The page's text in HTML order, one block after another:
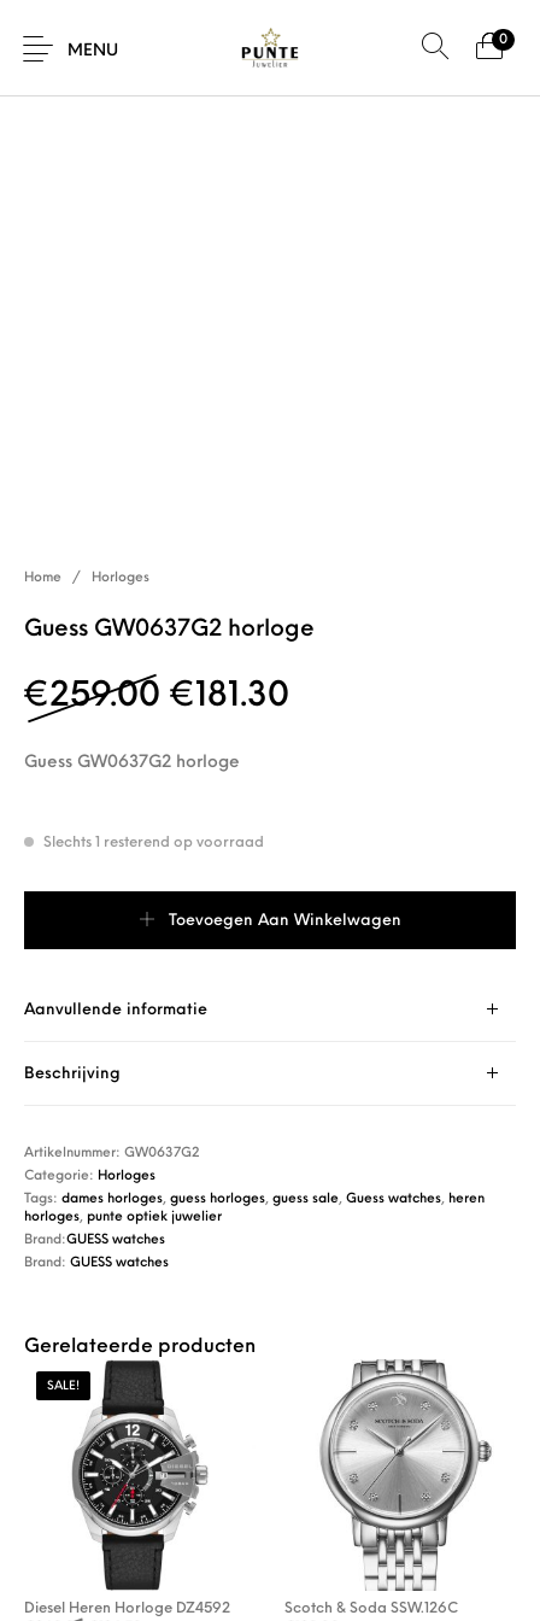
MENU
0
SALE!
Home / Horloges
Guess GW0637G2 horloge
€259.00 Oorspronkelijke prijs
€ 181.30
Guess GW0637G2 horloge
Slechts 1 resterend op voorraad
Toevoegen Aan Winkelwagen
Aanvullende informatie
Beschrijving
Artikelnummer:GW0637G2
Categorie: Horloges
Tags:dames horloges,guess horloges,guess sale,Guess watches, heren
horloges, punte optiek juwelier
Brand:GUESS watches
Brand:GUESS watches
Gerelateerde producten
SALE!
Diesel Heren Horloge DZ4592
Scotch & Soda SSW.126C